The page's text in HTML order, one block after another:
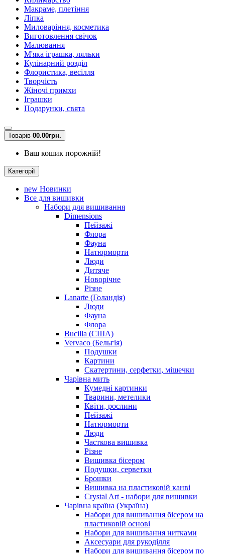
Макраме, плетіння
Ліпка
Миловаріння, косметика
Виготовлення свічок
Малювання
М'яка іграшка, ляльки
Кулінарний розділ
Флористика, весілля
Творчість
Жіночі примхи
Іграшки
Подарунки, свята
Товарів 00.00грн.
Ваш кошик порожній!
Категорії
new Новинки
Все для вишивки
Набори для вишивання
Dimensions
Пейзажі
Флора
Фауна
Натюрморти
Люди
Дитяче
Новорічне
Різне
Lanarte (Голандія)
Люди
Фауна
Флора
Bucilla (США)
Vervaco (Бельгія)
Подушки
Картини
Скатертини, серфетки, мішечки
Чарiвна мить
Кумедні картинки
Тварини, метелики
Квіти, рослини
Пейзажі
Натюрморти
Люди
Часткова вишивка
Різне
Вишивка бісером
Подушки, серветки
Брошки
Вишивка на пластиковій канві
Crystal Art - набори для вишивки
Чарівна країна (Україна)
Набори для вишивання бісером на
пластиковій основі
Набори для вишивання нитками
Аксесуари для рукоділля
Набори для вишивання бісером по